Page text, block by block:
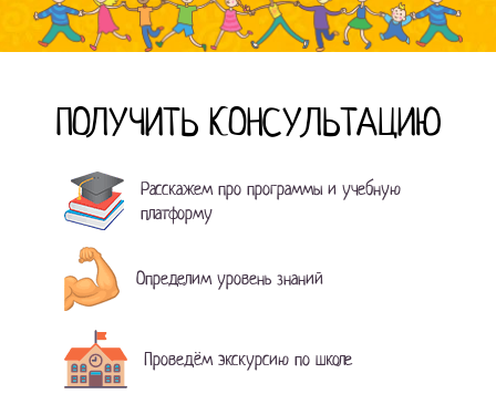
ПОЛУЧИТЬ КОНСУЛЬТАЦИЮ
Расскажем про программы и учебную
платформу
Определим уровень знаний
Проведём экскурсию по школе